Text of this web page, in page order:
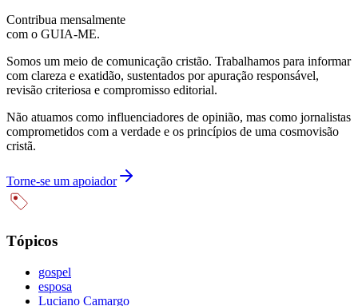
Contribua mensalmente
com o GUIA-ME.
Somos um meio de comunicação cristão. Trabalhamos para informar
com clareza e exatidão, sustentados por apuração responsável,
revisão criteriosa e compromisso editorial.
Não atuamos como influenciadores de opinião, mas como jornalistas
comprometidos com a verdade e os princípios de uma cosmovisão
cristã.
Torne-se um apoiador
Tópicos
gospel
esposa
Luciano Camargo